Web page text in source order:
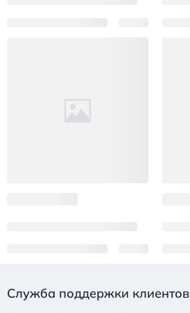
Служба поддержки клиентов